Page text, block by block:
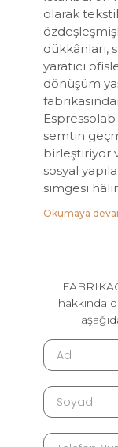
olarak tekstil
dükkânları,
yaratıcı
dönüşüm
semtin
birleştiriyor
sosyal
simgesi
Okumaya
hakkında